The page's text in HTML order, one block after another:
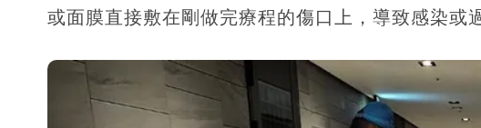
或面膜直接敷在剛做完療程的傷口上，導致感染或